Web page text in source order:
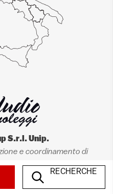
S.r.l. Unip.
e coordinamento di
Srl
RECHERCHE